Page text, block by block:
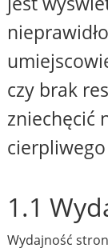
czy brak
zniechęcić
1.1
Wydajność